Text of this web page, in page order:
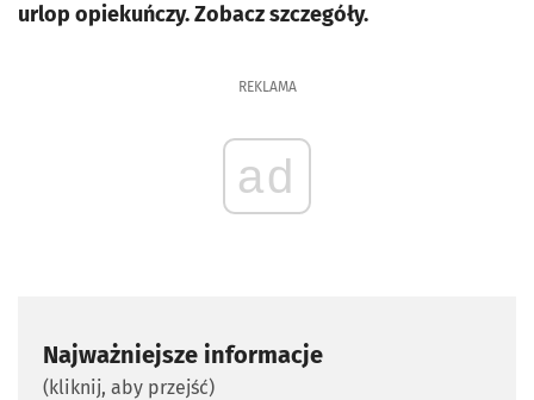
urlop opiekuńczy. Zobacz szczegóły.
REKLAMA
ad
Najważniejsze informacje
(kliknij, aby przejść)